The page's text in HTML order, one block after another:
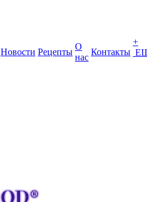
Новости Рецепты
О
нас
Контакты
+